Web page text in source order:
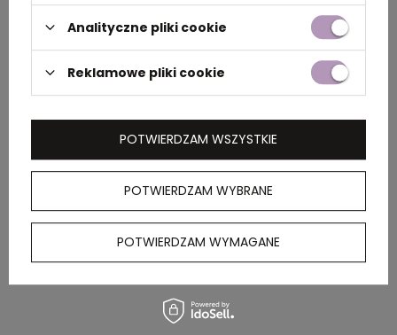
OPIS
płomienia. Możliwość wielokrotnego
Analityczne pliki cookie
Reklamowe pliki cookie
POTWIERDZAM WYBRANE
POTWIERDZAM WYMAGANE
POTWIERDZAM WSZYSTKIE